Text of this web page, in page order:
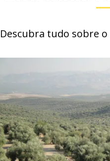
Descubra tudo sobre